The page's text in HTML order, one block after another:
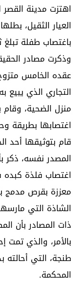
اهتزت مدينة
العيار الثقيل،
باغتصاب طفلة
عقده الخامس
التجاري الذي يبيع
منزل الضحية،
اغتصابها بطريقة
قام بتوثيقها أحد
المصدر نفسه، ذكر
اغتصاب فلذة كبده
معززة بقرص مدمج
الشاذة التي
ذات المصادر بأن
بالأمر، والذي تمت
طنجة، التي
المحكمة.